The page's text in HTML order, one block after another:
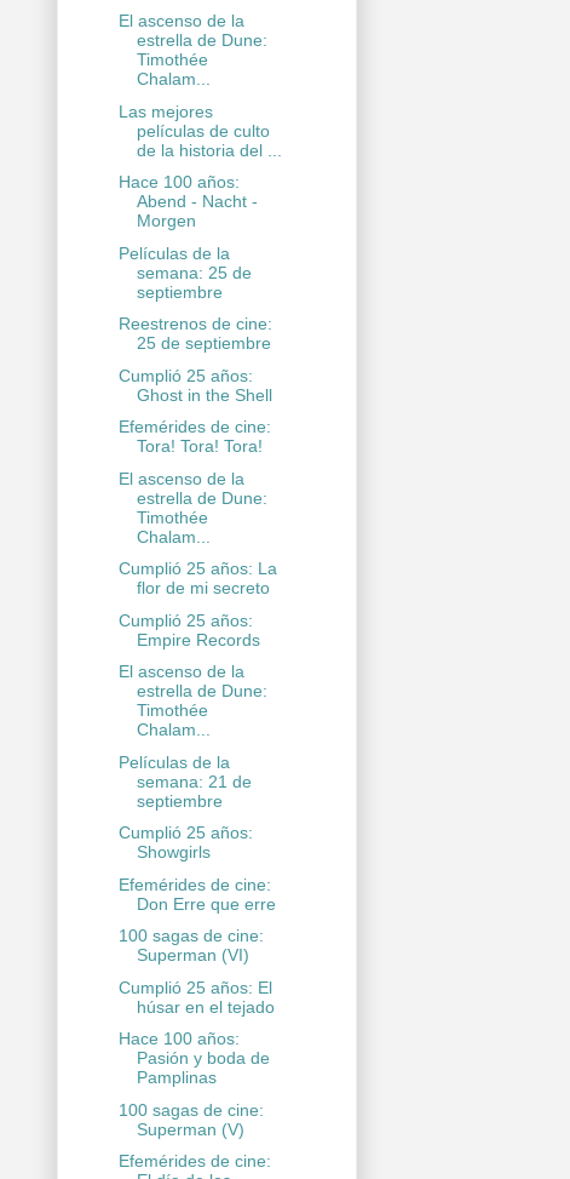
El ascenso de la
estrella de Dune:
Timothée
Chalam...
Las mejores
películas de culto
de la historia del ...
Hace 100 años:
Abend - Nacht -
Morgen
Películas de la
semana: 25 de
septiembre
Reestrenos de cine:
25 de septiembre
Cumplió 25 años:
Ghost in the Shell
Efemérides de cine:
Tora! Tora! Tora!
El ascenso de la
estrella de Dune:
Timothée
Chalam...
Cumplió 25 años: La
flor de mi secreto
Cumplió 25 años:
Empire Records
El ascenso de la
estrella de Dune:
Timothée
Chalam...
Películas de la
semana: 21 de
septiembre
Cumplió 25 años:
Showgirls
Efemérides de cine:
Don Erre que erre
100 sagas de cine:
Superman (VI)
Cumplió 25 años: El
húsar en el tejado
Hace 100 años:
Pasión y boda de
Pamplinas
100 sagas de cine:
Superman (V)
Efemérides de cine: